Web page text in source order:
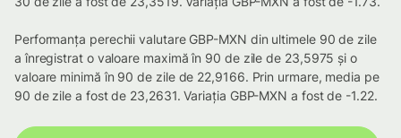
Performanța perechii valutare GBP-MXN din ultimele 90 de zile
a înregistrat o valoare maximă în 90 de zile de 23,5975 și o
valoare minimă în 90 de zile de 22,9166. Prin urmare, media pe
90 de zile a fost de 23,2631. Variația GBP-MXN a fost de -1.22.